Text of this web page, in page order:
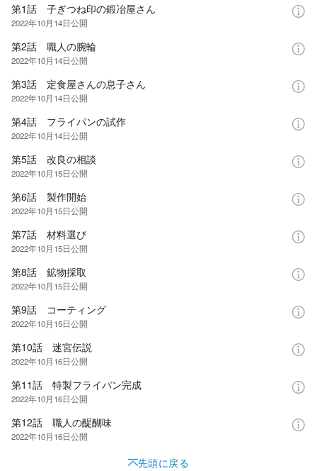
第1話 子ぎつね印の鍛冶屋さん
2022年10月14日公開
第2話 職人の腕輪
2022年10月14日公開
第3話 定食屋さんの息子さん
2022年10月14日公開
第4話 フライパンの試作
2022年10月14日公開
第5話 改良の相談
2022年10月15日公開
第6話 製作開始
2022年10月15日公開
第7話 材料選び
2022年10月15日公開
第8話 鉱物採取
2022年10月15日公開
第9話 コーティング
2022年10月15日公開
第10話 迷宮伝説
2022年10月16日公開
第11話 特製フライパン完成
2022年10月16日公開
第12話 職人の醍醐味
2022年10月16日公開
先頭に戻る